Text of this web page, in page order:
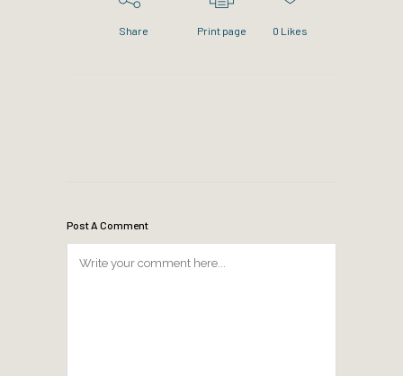
Share Print page 0 Likes
Post A Comment